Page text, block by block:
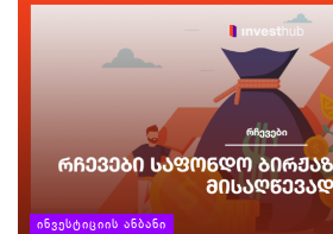
ᲘᲜᲕᲔᲡᲢᲘᲪᲘᲘᲡ ᲐᲜᲑᲐᲜᲘ